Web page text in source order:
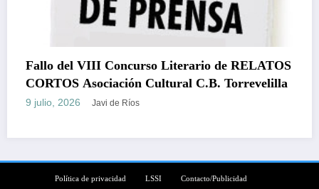
Fallo del III Certamen de Pintura